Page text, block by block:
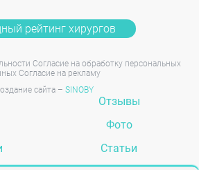
рейтинг хирургов
Согласие на обработку персональных
Согласие на рекламу
сайта – SINOBY
Отзывы
Фото
Статьи